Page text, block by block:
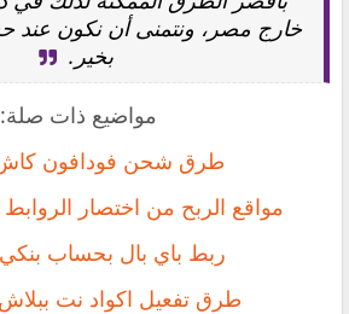
خارج مصر، ونتمنى أن نكون
بخير.
مواضيع ذات صلة:
طرق شحن فودافون كاش
مواقع الربح من اختصار
ربط باي بال بحساب
طرق تفعيل اكواد نت